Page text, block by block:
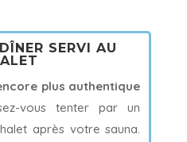
SERVI AU
plus authentique
vous tenter par un
après votre sauna.